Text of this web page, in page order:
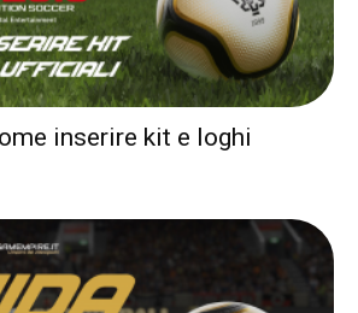
inserire kit e loghi